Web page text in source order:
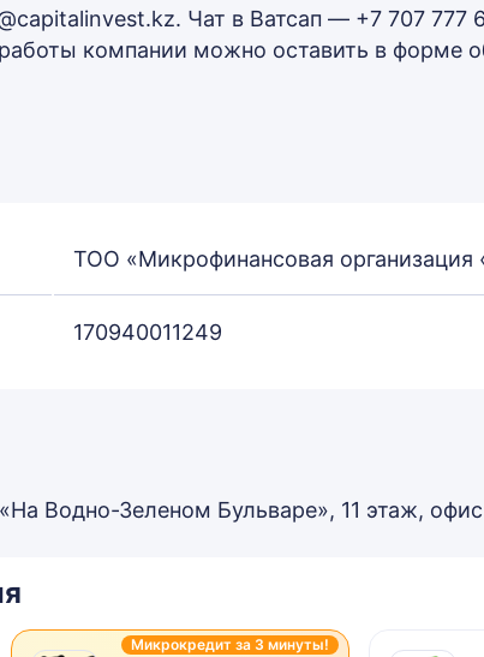
Чат в Ватсап — +7 707 777
компании можно оставить в форме
ТОО «Микрофинансовая организация
170940011249
Водно-Зеленом Бульваре», 11 этаж,
Микрокредит за 3 минуты!